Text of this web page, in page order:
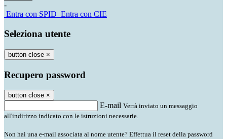
-
Entra con SPID Entra con CIE
Seleziona utente
button close ×
Recupero password
button close ×
E-mail Verrà inviato un messaggio
all'indirizzo indicato con le istruzioni necessarie.
Non hai una e-mail associata al nome utente? Effettua il reset della password